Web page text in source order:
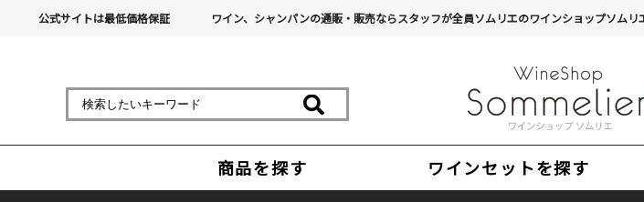
公式サイトは最低価格保証 ワイン、シャンパンの通販・販売ならスタッフが全員ソムリエのワインショップソムリ
商品を探す ワインセットを探す